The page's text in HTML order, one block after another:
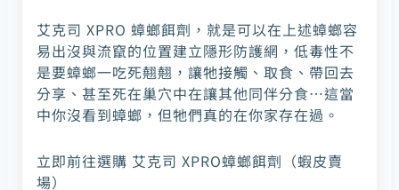
艾克司 XPRO 蟑螂餌劑，就是可以在上述蟑螂容
易出沒與流竄的位置建立隱形防護網，低毒性不
是要蟑螂一吃死翹翹，讓牠接觸、取食、帶回去
分享、甚至死在巢穴中在讓其他同伴分食…這當
中你沒看到蟑螂，但牠們真的在你家存在過。
立即前往選購 艾克司 XPRO蟑螂餌劑 （蝦皮賣
場）